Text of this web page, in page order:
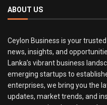
ABOUT US
Ceylon Business is your
news, insights, and
Lanka’s vibrant business
emerging startups to
enterprises, we bring you the
updates, market trends, and